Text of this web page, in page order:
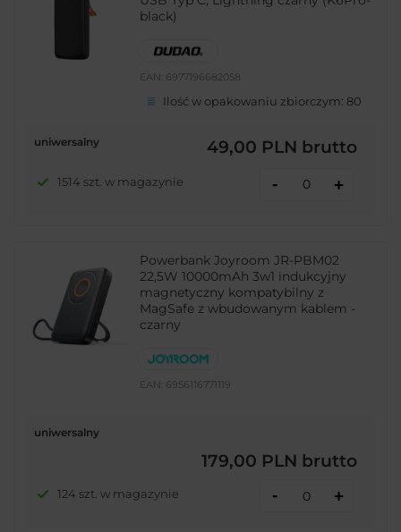
black)
EAN: 6977196682058
Ilość w opakowaniu zbiorczym: 80
uniwersalny 49,00 PLN brutto
1514 szt. w magazynie - +
Powerbank Joyroom JR-PBM02
22,5W 10000mAh 3w1 indukcyjny
magnetyczny kompatybilny z
MagSafe z wbudowanym kablem -
czarny
EAN: 6956116771119
uniwersalny
179,00 PLN brutto
124 szt. w magazynie - +